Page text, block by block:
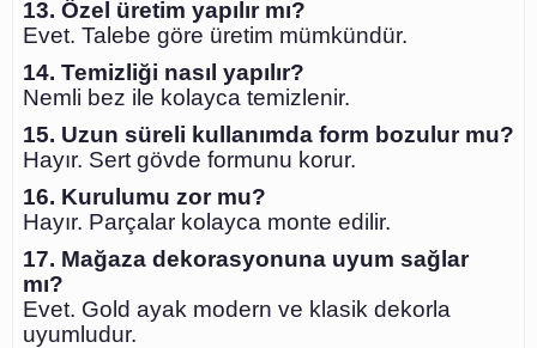
13. Özel üretim yapılır mı?
Evet. Talebe göre üretim mümkündür.
14. Temizliği nasıl yapılır?
Nemli bez ile kolayca temizlenir.
15. Uzun süreli kullanımda form bozulur mu?
Hayır. Sert gövde formunu korur.
16. Kurulumu zor mu?
Hayır. Parçalar kolayca monte edilir.
17. Mağaza dekorasyonuna uyum sağlar
mı?
Evet. Gold ayak modern ve klasik dekorla
uyumludur.